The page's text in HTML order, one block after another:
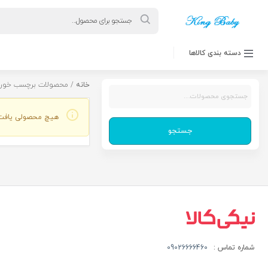
search
دسته بندی کالاها
جستجو
خانه / محصولات برچسب
هیچ محصولی
شماره تماس : 09026666460